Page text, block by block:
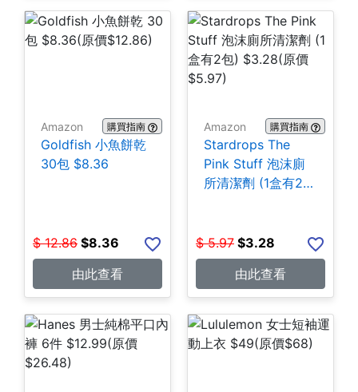
Amazon 購買指南
Goldfish 小魚餅乾
30包 $8.36
$ 12.86 $8.36
由此查看
Amazon 購買指南
Stardrops The
Pink Stuff 泡沫廁
所清潔劑 (1盒有2
$ 5.97 $3.28
由此查看